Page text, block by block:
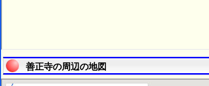
善正寺の周辺の地図